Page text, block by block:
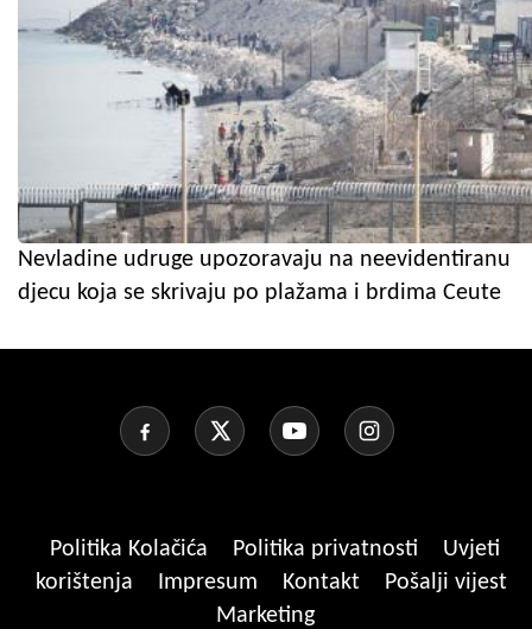
Nevladine udruge upozoravaju na neevidentiranu
djecu koja se skrivaju po plažama i brdima Ceute
Politika Kolačića Politika privatnosti
Uvjeti
korištenja
Impresum Kontakt
Pošalji vijest
Marketing